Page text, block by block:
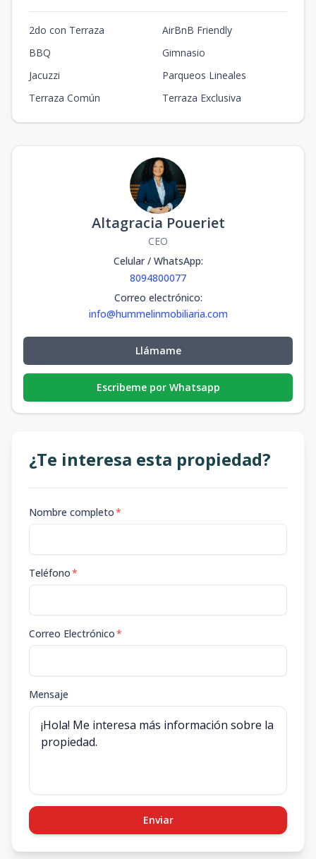
2do con Terraza
AirBnB Friendly
BBQ
Gimnasio
Jacuzzi
Parqueos Lineales
Terraza Común
Terraza Exclusiva
Altagracia Poueriet
CEO
Celular / WhatsApp:
8094800077
Correo electrónico:
info@hummelinmobiliaria.com
Llámame
Escribeme por Whatsapp
¿Te interesa esta propiedad?
Nombre completo*
Teléfono*
Correo Electrónico*
Mensaje
Enviar